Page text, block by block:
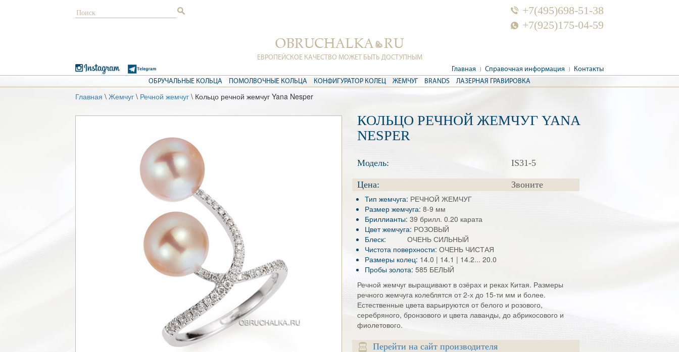
+7(495)698-51-38
+7(925)175-04-59
ЕВРОПЕЙСКОЕ КАЧЕСТВО МОЖЕТ БЫТЬ ДОСТУПНЫМ
Главная
Справочная информация
Контакты
ОБРУЧАЛЬНЫЕ КОЛЬЦА
ПОМОЛВОЧНЫЕ КОЛЬЦА КОНФИГУРАТОР КОЛЕЦ ЖЕМЧУГ BRANDS ЛАЗЕРНАЯ ГРАВИРОВКА
Главная \ Жемчуг \ Речной жемчуг \ Кольцо речной жемчуг Yana Nesper
КОЛЬЦО РЕЧНОЙ ЖЕМЧУГ YANA
NESPER
Модель: IS31-5
Цена:
Звоните
Тип жемчуга: РЕЧНОЙ ЖЕМЧУГ
Размер жемчуга: 8-9 мм
Бриллианты: 39 брилл. 0.20 карата
Цвет жемчуга: РОЗОВЫЙ
Блеск:
ОЧЕНЬ СИЛЬНЫЙ
Чистота поверхности: ОЧЕНЬ ЧИСТАЯ
Размеры колец: 14.0 | 14.1 | 14.2... 20.0
Пробы золота: 585 БЕЛЫЙ
Речной жемчуг выращивают в озёрах и реках Китая. Размеры
речного жемчуга колеблятся от 2-х до 15-ти мм и более.
Естественные цвета варьируются от белого и розового,
серебряного, бронзового и цвета лаванды, до абрикосового и
фиолетового.
Перейти на сайт производителя